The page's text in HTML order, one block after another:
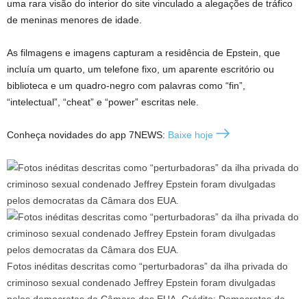
uma rara visão do interior do site vinculado a alegações de tráfico
de meninas menores de idade.
As filmagens e imagens capturam a residência de Epstein, que
incluía um quarto, um telefone fixo, um aparente escritório ou
biblioteca e um quadro-negro com palavras como “fin”,
“intelectual”, “cheat” e “power” escritas nele.
Conheça novidades do app 7NEWS: Baixe hoje
Fotos inéditas descritas como “perturbadoras” da ilha privada do
criminoso sexual condenado Jeffrey Epstein foram divulgadas